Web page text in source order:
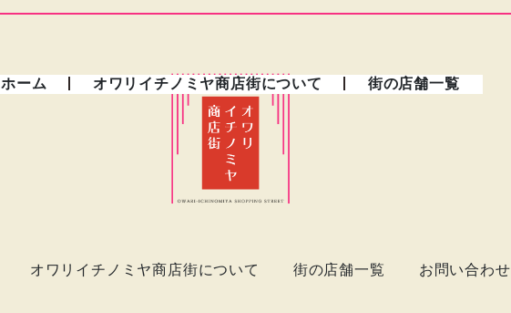
ホーム オワリイチノミヤ商店街について 街の店舗一覧
オワリイチノミヤ商店街について 街の店舗一覧 お問い合わせ